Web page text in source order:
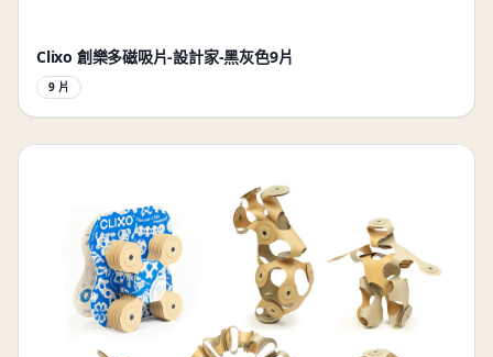
Clixo 創樂多磁吸片-設計家-黑灰色9片
9 片